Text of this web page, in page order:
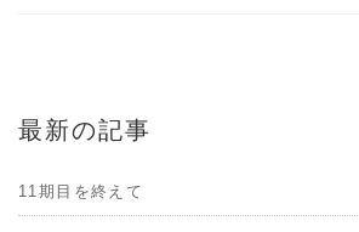
最新の記事
11期目を終えて